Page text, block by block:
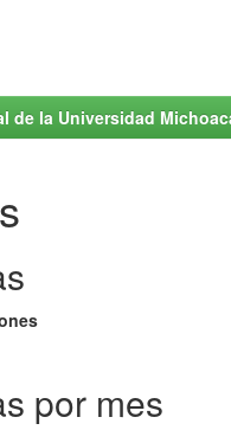
de la Universidad
por mes